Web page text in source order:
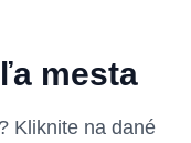
mesta
Kliknite na dané